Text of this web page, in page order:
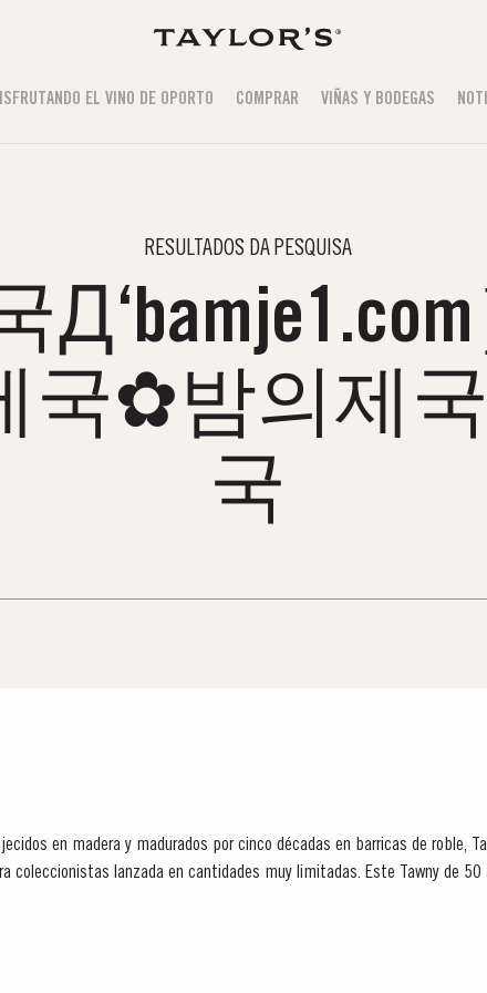
EL VINO DE OPORTO COMPRAR VIÑAS Y BODEGAS
RESULTADOS DA PESQUISA
국✿밤의제
국
en madera y madurados por cinco décadas en barricas de roble,
en cantidades muy limitadas. Este Tawny de 50 años se obtuvo en la parte